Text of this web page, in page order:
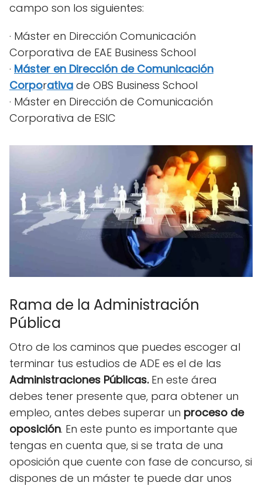
campo son los siguientes:
· Máster en Dirección Comunicación
Corporativa de EAE Business School
· Máster en Dirección de Comunicación
Corporativa de OBS Business School
· Máster en Dirección de Comunicación
Corporativa de ESIC
Rama de la Administración
Pública
Otro de los caminos que puedes escoger al
terminar tus estudios de ADE es el de las
Administraciones Públicas.En este área
debes tener presente que, para obtener un
empleo, antes debes superar un proceso de
oposición. En este punto es importante que
tengas en cuenta que, si se trata de una
oposición que cuente con fase de concurso, si
dispones de un máster te puede dar unos